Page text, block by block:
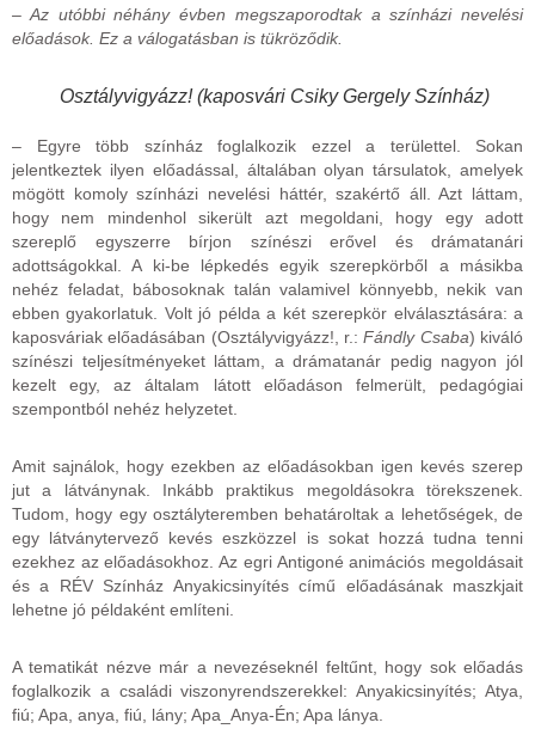
– Az utóbbi néhány évben megszaporodtak a színházi nevelési
előadások. Ez a válogatásban is tükröződik.
Osztályvigyázz! (kaposvári Csiky Gergely Színház)
– Egyre több színház foglalkozik ezzel a területtel. Sokan
jelentkeztek ilyen előadással, általában olyan társulatok, amelyek
mögött komoly színházi nevelési háttér, szakértő áll. Azt láttam,
hogy nem mindenhol sikerült azt megoldani, hogy egy adott
szereplő egyszerre bírjon színészi erővel és drámatanári
adottságokkal. A ki-be lépkedés egyik szerepkörből a másikba
nehéz feladat, bábosoknak talán valamivel könnyebb, nekik van
ebben gyakorlatuk. Volt jó példa a két szerepkör elválasztására: a
kaposváriak előadásában (Osztályvigyázz!, r.:Fándly Csaba) kiváló
színészi teljesítményeket láttam, a drámatanár pedig nagyon jól
kezelt egy, az általam látott előadáson felmerült, pedagógiai
szempontból nehéz helyzetet.
Amit sajnálok, hogy ezekben az előadásokban igen kevés szerep
jut a látványnak. Inkább praktikus megoldásokra törekszenek.
Tudom, hogy egy osztályteremben behatároltak a lehetőségek, de
egy látványtervező kevés eszközzel is sokat hozzá tudna tenni
ezekhez az előadásokhoz. Az egri Antigoné animációs megoldásait
és a RÉV Színház Anyakicsinyítés című előadásának maszkjait
lehetne jó példaként említeni.
A tematikát nézve már a nevezéseknél feltűnt, hogy sok előadás
foglalkozik a családi viszonyrendszerekkel: Anyakicsinyítés; Atya,
fiú; Apa, anya, fiú, lány; Apa_Anya-Én; Apa lánya.